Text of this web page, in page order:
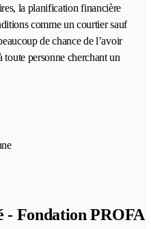
la planification financière
comme un courtier sauf
de chance de l’avoir
personne cherchant un
- Fondation PROFA